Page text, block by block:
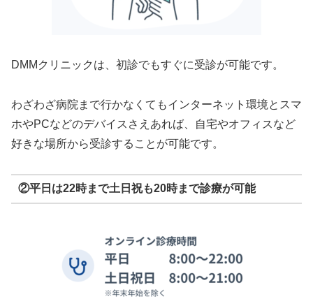
DMMクリニックは、初診でもすぐに受診が可能です。
わざわざ病院まで行かなくてもインターネット環境とスマ
ホやPCなどのデバイスさえあれば、自宅やオフィスなど
好きな場所から受診することが可能です。
②平日は22時まで土日祝も20時まで診療が可能